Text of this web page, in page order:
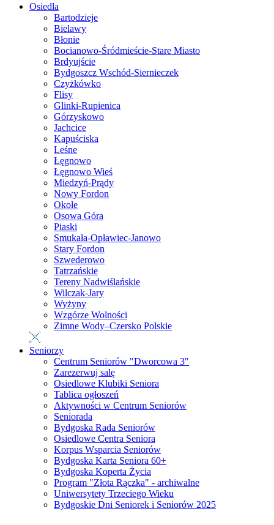
Osiedla
Bartodzieje
Bielawy
Błonie
Bocianowo-Śródmieście-Stare Miasto
Brdyujście
Bydgoszcz Wschód-Siernieczek
Czyżkówko
Flisy
Glinki-Rupienica
Górzyskowo
Jachcice
Kapuściska
Leśne
Łęgnowo
Łęgnowo Wieś
Miedzyń-Prądy
Nowy Fordon
Okole
Osowa Góra
Piaski
Smukała-Opławiec-Janowo
Stary Fordon
Szwederowo
Tatrzańskie
Tereny Nadwiślańskie
Wilczak-Jary
Wyżyny
Wzgórze Wolności
Zimne Wody–Czersko Polskie
Seniorzy
Centrum Seniorów "Dworcowa 3"
Zarezerwuj salę
Osiedlowe Klubiki Seniora
Tablica ogłoszeń
Aktywności w Centrum Seniorów
Seniorada
Bydgoska Rada Seniorów
Osiedlowe Centra Seniora
Korpus Wsparcia Seniorów
Bydgoska Karta Seniora 60+
Bydgoska Koperta Życia
Program "Złota Rączka" - archiwalne
Uniwersytety Trzeciego Wieku
Bydgoskie Dni Seniorek i Seniorów 2025